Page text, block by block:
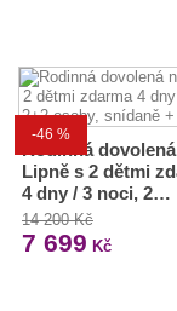
-46 %
Rodinná
Lipně s 2 dětmi
4 dny / 3 noci, 2…
14 200 Kč
7 699 Kč